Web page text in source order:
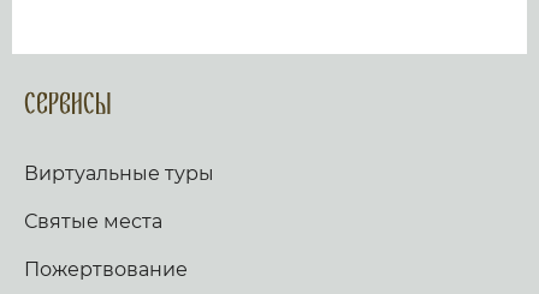
Сервисы
Виртуальные туры
Святые места
Пожертвование